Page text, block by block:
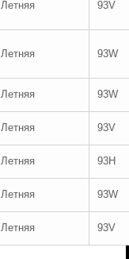
Летняя 93V
Летняя 93W
Летняя 93W
Летняя 93V
Летняя 93H
Летняя 93W
Летняя 93V